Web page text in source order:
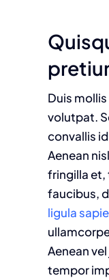
Duis
volutpat.
convallis
Aenean
fringilla et,
faucibus,
ligula
Aenean
tempor